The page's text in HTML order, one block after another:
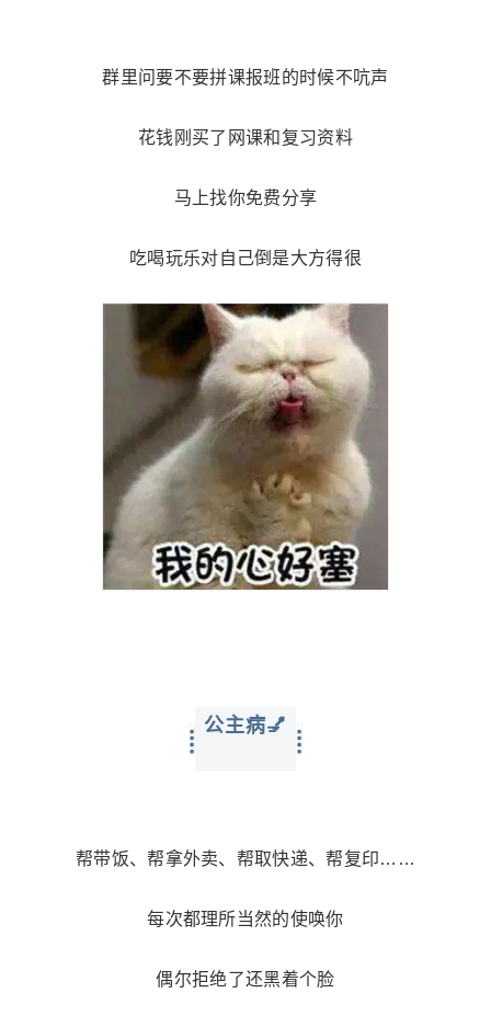
群里问要不要拼课报班的时候不吭声
花钱刚买了网课和复习资料
马上找你免费分享
吃喝玩乐对自己倒是大方得很
公主病💅
帮带饭、帮拿外卖、帮取快递、帮复印……
每次都理所当然的使唤你
偶尔拒绝了还黑着个脸